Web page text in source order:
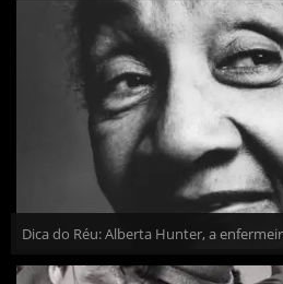
Dica do Réu: Alberta Hunter, a